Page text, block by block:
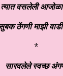
त्यात वसलेली
सुबक ठेंगणी माझी
*
सारवलेले स्वच्छ